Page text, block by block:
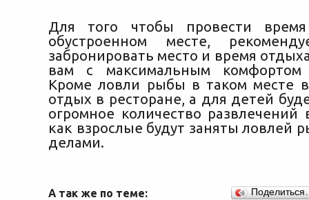
Для того чтобы провести
обустроенном месте,
забронировать место и время
вам с максимальным комфортом
Кроме ловли рыбы в таком месте
отдых в ресторане, а для детей
огромное количество развлечений
как взрослые будут заняты ловлей
делами.
А так же по теме: